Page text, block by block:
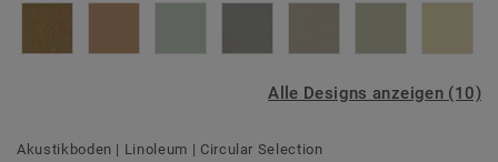
Alle Designs anzeigen (10)
Akustikboden | Linoleum | Circular Selection